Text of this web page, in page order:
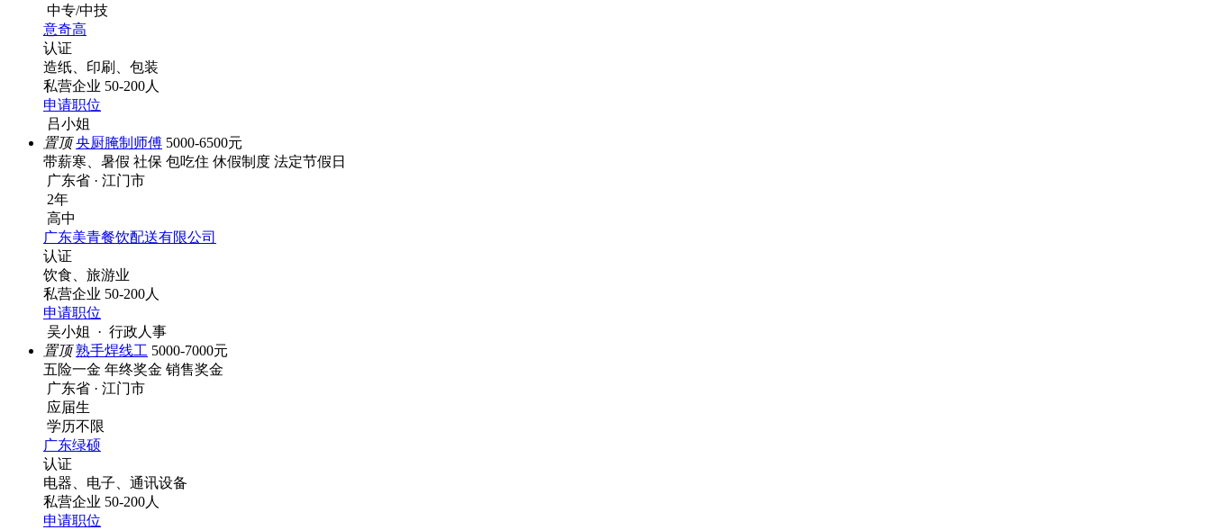
中专/中技
意奇高
认证
造纸、印刷、包装
私营企业 50-200人
申请职位
吕小姐
置顶 央厨腌制师傅 5000-6500元
带薪寒、暑假 社保 包吃住 休假制度 法定节假日
广东省 · 江门市
2年
高中
广东美青餐饮配送有限公司
认证
饮食、旅游业
私营企业 50-200人
申请职位
吴小姐 · 行政人事
置顶 熟手焊线工 5000-7000元
五险一金 年终奖金 销售奖金
广东省 · 江门市
应届生
学历不限
广东绿硕
认证
电器、电子、通讯设备
私营企业 50-200人
申请职位